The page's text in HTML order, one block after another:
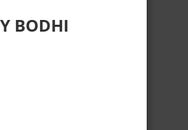
BODHI